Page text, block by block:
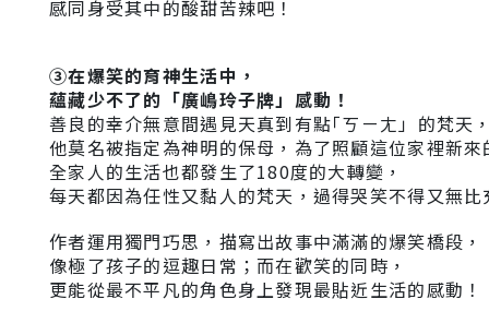
感同身受其中的酸甜苦辣吧！
③在爆笑的育神生活中 ，
蘊藏少不了的「廣嶋玲子牌」感動！
善良的幸介無意間遇見天真到有點｢ㄎㄧㄤ」的梵天，
他莫名被指定為神明的保母，為了照顧這位家裡新來
全家人的生活也都發生了180度的大轉變，
每天都因為任性又黏人的梵天，過得哭笑不得又無比
作者運用獨門巧思，描寫出故事中滿滿的爆笑橋段，
像極了孩子的逗趣日常；而在歡笑的同時，
更能從最不平凡的角色身上發現最貼近生活的感動！